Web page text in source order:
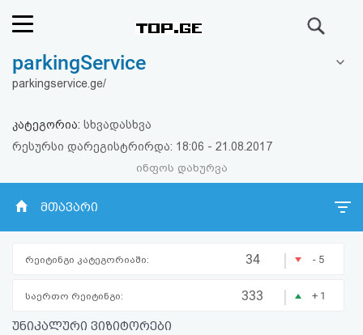
რეიტინგი
ფოსტა
კითხვა-
პასუხი
ავტორიზაცია
რეგისტრაცია
parkingService
parkingservice.ge/
კატეგორია: სხვადასხვა
რესურსი დარეგისტრირდა: 18:06 - 21.08.2017
ინფოს დახურვა
მთავარი
რეიტინგი კატეგორიაში: 34 | - 5
საერთო რეიტინგი: 333 | + 1
უნიკალური ვიზიტორები